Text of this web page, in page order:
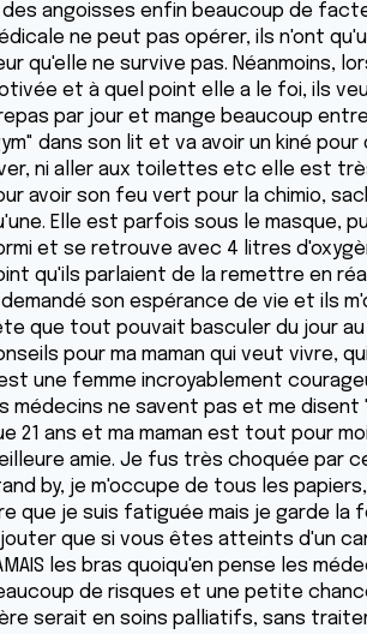
des angoisses enfin beaucoup de
ne peut pas opérer, ils n'ont
qu'elle ne survive pas. Néanmoins,
et à quel point elle a le foi, ils
par jour et mange beaucoup
dans son lit et va avoir un kiné
ni aller aux toilettes etc elle est
avoir son feu vert pour la chimio,
Elle est parfois sous le masque,
et se retrouve avec 4 litres
qu'ils parlaient de la remettre en
demandé son espérance de vie et ils
que tout pouvait basculer du jour au
pour ma maman qui veut vivre,
une femme incroyablement
médecins ne savent pas et me
21 ans et ma maman est tout pour
amie. Je fus très choquée par
by, je m'occupe de tous les
que je suis fatiguée mais je garde la
que si vous êtes atteints d'un
les bras quoiqu'en pense les
de risques et une petite
serait en soins palliatifs, sans